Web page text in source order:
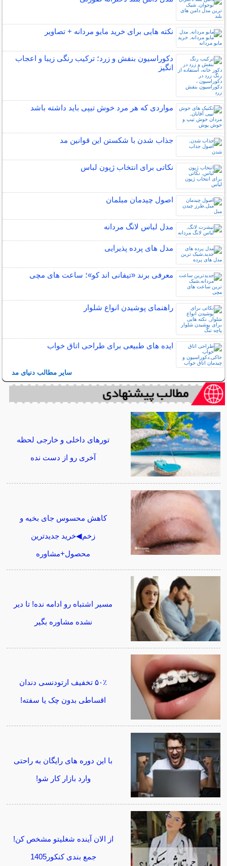
نکته هایی برای خرید مایو مردانه + تصاویر
دکوراسیون بنفش و زرد؛ ترکیب رنگی زیبا و اعجاب
انگیز
مواردی که هر مرد خوش تیپی باید داشته باشد
جذاب شدن با شکستن این قوانین مد
نکاتی برای انتخاب ژپون لباس
اصول چیدمان مبلمان
مدل لباس لانگ مردانه
مدل های پرده پذیرایی
معرفی برند «تیفانی اند کو»؛ ساعت های مچی
راهنمای پوشیدن انواع شلوار
ایده های طبیعی برای طراحی اتاق خواب
سایر مطالب دنیای مد
تورهای داخلی و خارجی لحظه
آخری رو از دست نده
کاهش محسوس جای بخیه و
زخم◀خرید جدیدترین
محصول+مشاوره
مسیر اشتباه رو ادامه نده! تا دیر
نشده مشاوره بگیر
۵۰٪ تخفیف ارتودنسی دندان
اقساطی بدون چک یا سفته!
با این دوره های رایگان به راحتی
وارد بازار کار شو!
از الان آینده شغلیتو مشخص کن!
جمع بندی کنکور1405